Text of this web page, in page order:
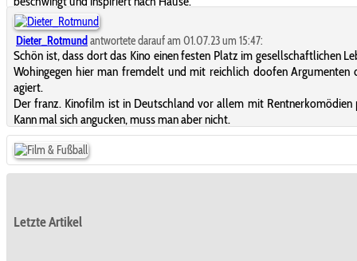
Dieter_Rotmund antwortete darauf am 01.07.23 um 15:47:
Schön ist, dass dort das Kino einen festen Platz im gesellschaftlichen
Wohingegen hier man fremdelt und mit reichlich doofen Argumenten
agiert.
Der franz. Kinofilm ist in Deutschland vor allem mit Rentnerkomödien
Kann mal sich angucken, muss man aber nicht.
Letzte Artikel